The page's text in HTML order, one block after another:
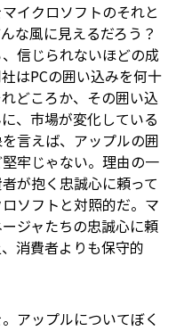
イクロソフトのそれと
な風に見えるだろう？
信じられないほどの成
社はPCの囲い込みを何十
どころか、その囲い込
、市場が変化している
言えば、アップルの囲
牢じゃない。理由の一
が抱く忠誠心に頼って
ロソフトと対照的だ。マ
ジャたちの忠誠心に頼
消費者よりも保守的
アップルについてぼく